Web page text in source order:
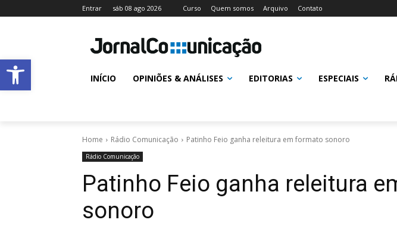
Abrir a barra de ferramentas
Entrar sáb 08 ago 2026 Curso Quem somos Arquivo Contato
INÍCIO OPINIÕES & ANÁLISES EDITORIAS ESPECIAIS
Home Rádio Comunicação Patinho Feio ganha releitura em formato sonoro
Rádio Comunicação
Patinho Feio ganha releitura
sonoro